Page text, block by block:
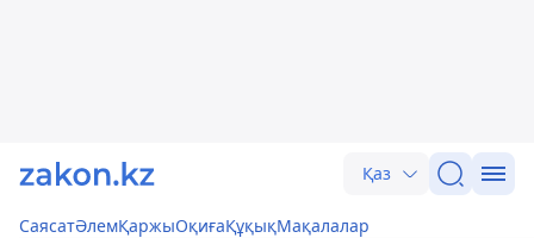
Қаз
СаясатӘлемҚаржыОқиғаҚұқықМақалалар